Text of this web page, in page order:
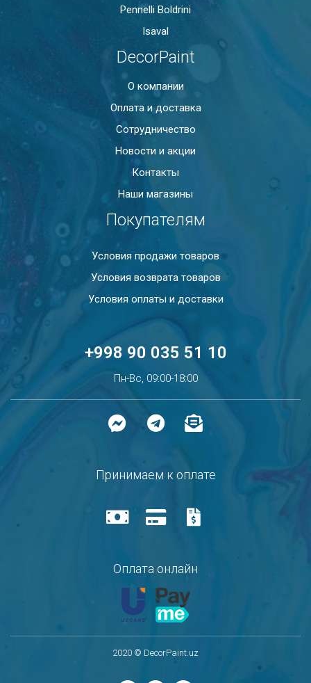
Pennelli Boldrini
Isaval
DecorPaint
О компании
Оплата и доставка
Сотрудничество
Новости и акции
Контакты
Наши магазины
Покупателям
Условия продажи товаров
Условия возврата товаров
Условия оплаты и доставки
+998 90 035 51 10
Пн-Вс, 09:00-18:00
Принимаем к оплате
Оплата онлайн
2020 © DecorPaint.uz